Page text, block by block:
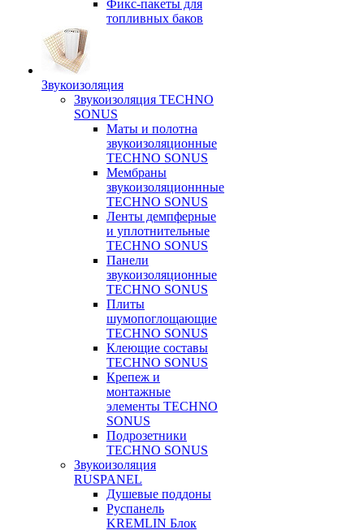
Фикс-пакеты для
топливных баков
Звукоизоляция
Звукоизоляция TECHNO
SONUS
Маты и полотна
звукоизоляционные
TECHNO SONUS
Мембраны
звукоизоляционнные
TECHNO SONUS
Ленты демпферные
и уплотнительные
TECHNO SONUS
Панели
звукоизоляционные
TECHNO SONUS
Плиты
шумопоглощающие
TECHNO SONUS
Клеющие составы
TECHNO SONUS
Крепеж и
монтажные
элементы TECHNO
SONUS
Подрозетники
TECHNO SONUS
Звукоизоляция
RUSPANEL
Душевые поддоны
Руспанель
KREMLIN Блок